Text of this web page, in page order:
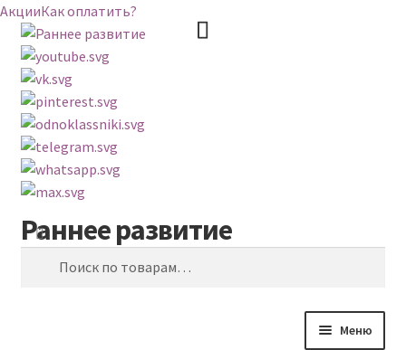
АкцииКак оплатить?
Перейти
к
навигации
Перейти
к
содержимому
Раннее развитие
Поиск
Меню